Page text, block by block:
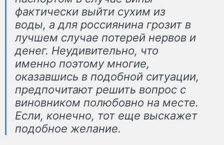
фактически выйти сухим из
воды, а для россиянина грозит в
лучшем случае потерей нервов и
денег. Неудивительно, что
именно поэтому многие,
оказавшись в подобной ситуации,
предпочитают решить вопрос с
виновником полюбовно на месте.
Если, конечно, тот еще выскажет
подобное желание.